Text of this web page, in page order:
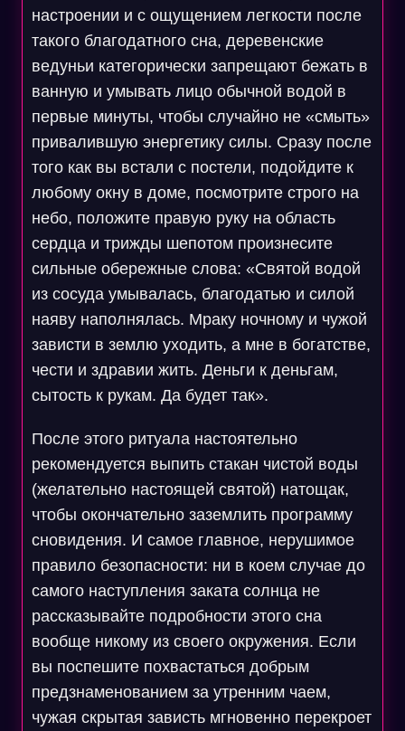
настроении и с ощущением легкости после
такого благодатного сна, деревенские
ведуньи категорически запрещают бежать в
ванную и умывать лицо обычной водой в
первые минуты, чтобы случайно не «смыть»
привалившую энергетику силы. Сразу после
того как вы встали с постели, подойдите к
любому окну в доме, посмотрите строго на
небо, положите правую руку на область
сердца и трижды шепотом произнесите
сильные обережные слова: «Святой водой
из сосуда умывалась, благодатью и силой
наяву наполнялась. Мраку ночному и чужой
зависти в землю уходить, а мне в богатстве,
чести и здравии жить. Деньги к деньгам,
сытость к рукам. Да будет так».
После этого ритуала настоятельно
рекомендуется выпить стакан чистой воды
(желательно настоящей святой) натощак,
чтобы окончательно заземлить программу
сновидения. И самое главное, нерушимое
правило безопасности: ни в коем случае до
самого наступления заката солнца не
рассказывайте подробности этого сна
вообще никому из своего окружения. Если
вы поспешите похвастаться добрым
предзнаменованием за утренним чаем,
чужая скрытая зависть мгновенно перекроет